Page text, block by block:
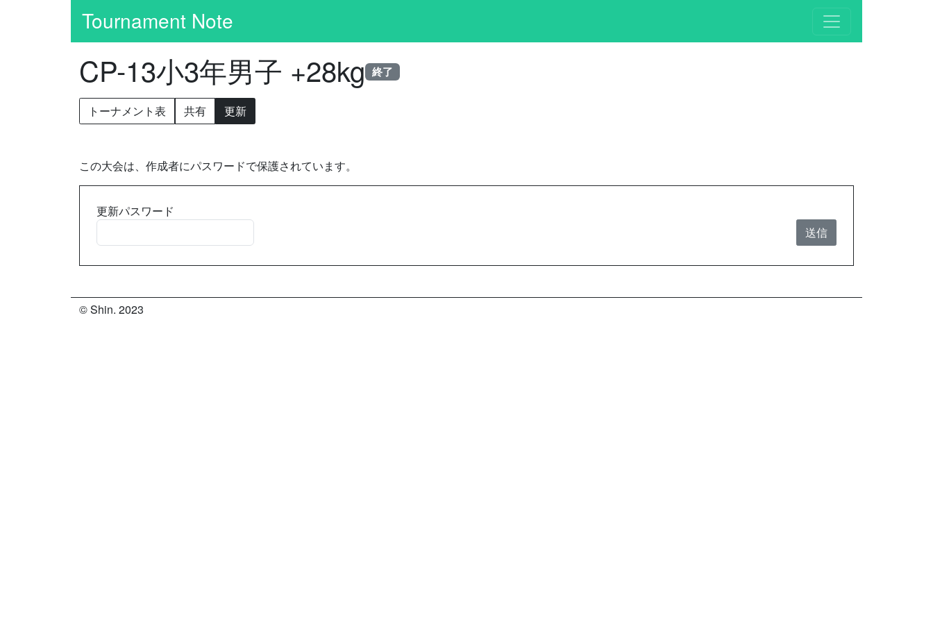
Tournament Note
CP-13小3年男子 +28kg 終了
トーナメント表 共有 更新
この大会は、作成者にパスワードで保護されています。
更新パスワード
© Shin. 2023